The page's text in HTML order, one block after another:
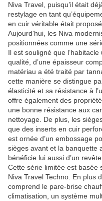
Niva Travel, puisqu’il était
restylage en tant
en cuir véritable était
Aujourd’hui, les Niva
positionnées comme une
Il est souligné que
qualité, d’une épaisseur
matériau a été traité par
cette manière se distingue
élasticité et sa résistance à
offre également des
une bonne résistance aux
nettoyage. De plus, les
que des inserts en cuir
est ornée d’un embossage
sièges avant et la banquette
bénéficie lui aussi d’un
Cette série limitée est basée
Niva Travel Techno. En plus
comprend le pare-brise
climatisation, un système